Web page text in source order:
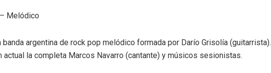
Melódico
banda argentina de rock pop melódico formada por Darío Grisolía (guitarrista).
actual la completa Marcos Navarro (cantante) y músicos sesionistas.